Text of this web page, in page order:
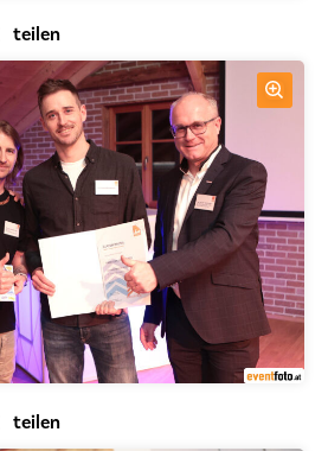
teilen
teilen